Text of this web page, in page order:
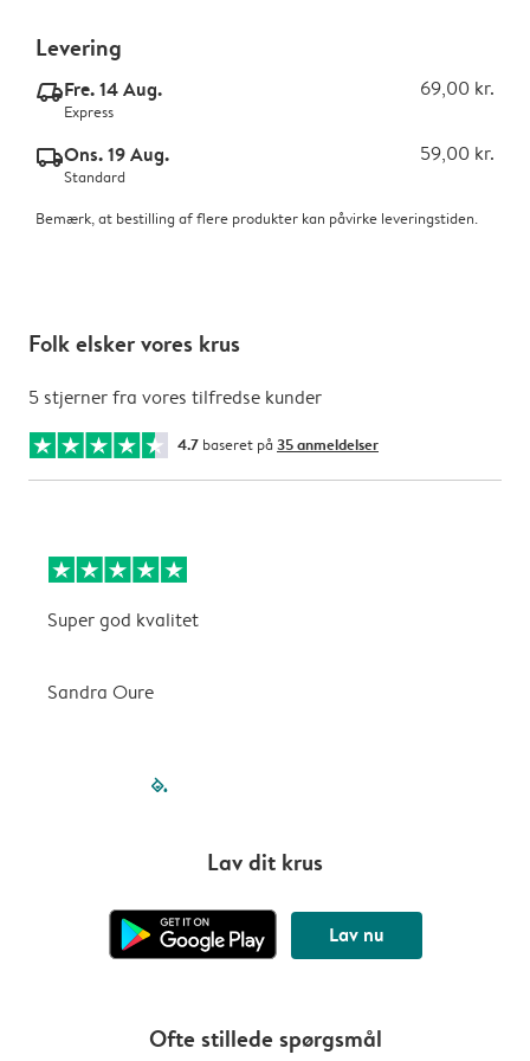
Levering
delivery_express_v2Fre. 14 Aug. 69,00 kr.
Express
delivery_standard_v2Ons. 19 Aug. 59,00 kr.
Standard
Bemærk, at bestilling af flere produkter kan påvirke leveringstiden.
Folk elsker vores krus
5 stjerner fra vores tilfredse kunder
4.7 baseret på 35 anmeldelser
Super god kvalitet
Sandra Oure
filled-pagination
Lav dit krus
Lav nu
Ofte stillede spørgsmål